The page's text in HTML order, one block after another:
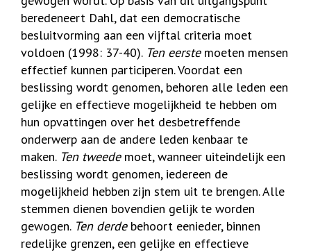
beredeneert Dahl, dat een democratische
besluitvorming aan een vijftal criteria moet
voldoen (1998: 37-40). Ten eerstemoeten mensen
effectief kunnen participeren. Voordat een
beslissing wordt genomen, behoren alle leden een
gelijke en effectieve mogelijkheid te hebben om
hun opvattingen over het desbetreffende
onderwerp aan de andere leden kenbaar te
maken. Ten tweedemoet, wanneer uiteindelijk een
beslissing wordt genomen, iedereen de
mogelijkheid hebben zijn stem uit te brengen. Alle
stemmen dienen bovendien gelijk te worden
gewogen. Ten derdebehoort eenieder, binnen
redelijke grenzen, een gelijke en effectieve